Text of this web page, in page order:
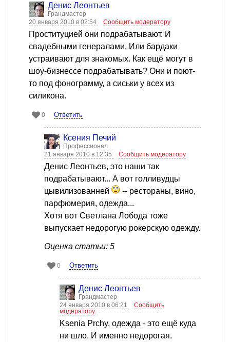
Денис Леонтьев
Грандмастер
20 января 2010 в 02:54
Сообщить модератору
Проституцией они подрабатывают. И
свадебными генералами. Или бардаки
устраивают для знакомых. Как ещё могут в
шоу-бизнессе подрабатывать? Они и поют-
то под фонограмму, а сиськи у всех из
силикона.
0 Ответить
Ксения Печий
Профессионал
21 января 2010 в 12:35
Сообщить модератору
Денис Леонтьев, это наши так
подрабатывают... А вот голливудцы
цывилизованней
-- рестораны, вино,
парфюмерия, одежда...
Хотя вот Светлана Лобода тоже
выпускает недорогую рокерскую одежду.
Оценка статьи: 5
0 Ответить
Денис Леонтьев
Грандмастер
24 января 2010 в 06:21
Сообщить
модератору
Ksenia Prchy, одежда - это ещё куда
ни шло. И именно недорогая.